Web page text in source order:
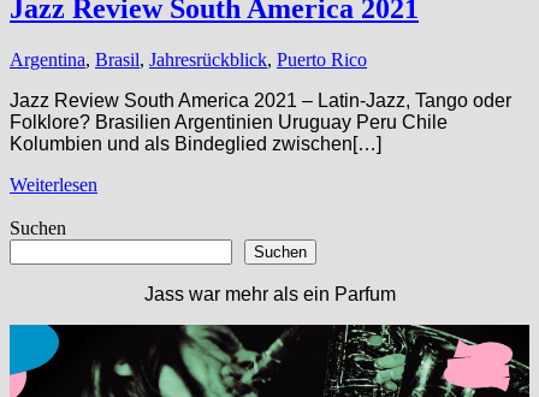
Jazz Review South America 2021
Argentina, Brasil, Jahresrückblick, Puerto Rico
Jazz Review South America 2021 – Latin-Jazz, Tango oder
Folklore? Brasilien Argentinien Uruguay Peru Chile
Kolumbien und als Bindeglied zwischen[…]
Weiterlesen
Suchen
Suchen
Jass war mehr als ein Parfum